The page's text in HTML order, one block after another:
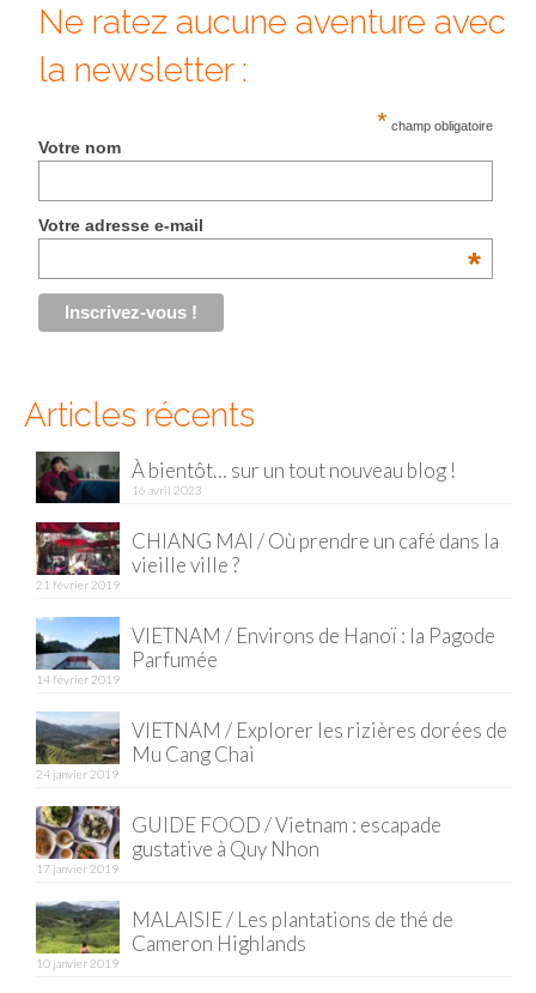
Tokyo
Malaisie
Singapour
Baie d’Halong
Hué
Mai Chau
Ninh Binh
EUROPE
France
La Réunion
Poitou
Saint-Malo
Savoie
Ne ratez aucune aventure avec
la newsletter :
* champ obligatoire
Votre nom
Votre adresse e-mail
*
Articles récents
À bientôt… sur un tout nouveau blog !
16 avril 2023
CHIANG MAI / Où prendre un café dans la
vieille ville ?
21 février 2019
VIETNAM / Environs de Hanoï : la Pagode
Parfumée
14 février 2019
VIETNAM / Explorer les rizières dorées de
Mu Cang Chai
24 janvier 2019
GUIDE FOOD / Vietnam : escapade
gustative à Quy Nhon
17 janvier 2019
MALAISIE / Les plantations de thé de
Cameron Highlands
10 janvier 2019